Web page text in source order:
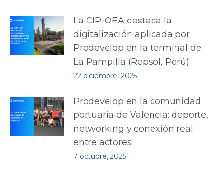
La CIP-OEA destaca la
digitalización aplicada por
Prodevelop en la terminal de
La Pampilla (Repsol, Perú)
22 diciembre, 2025
Prodevelop en la comunidad
portuaria de Valencia: deporte,
networking y conexión real
entre actores
7 octubre, 2025